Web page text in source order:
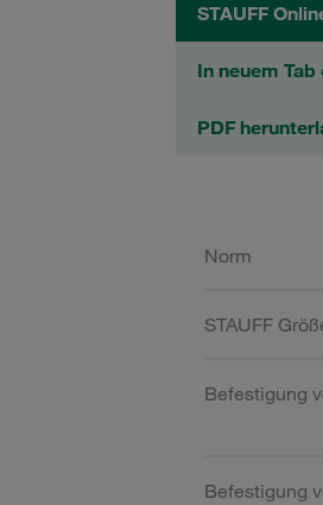
STAUFF
In neuem Tab
PDF
Norm
STAUFF
Befestigung
Befestigung